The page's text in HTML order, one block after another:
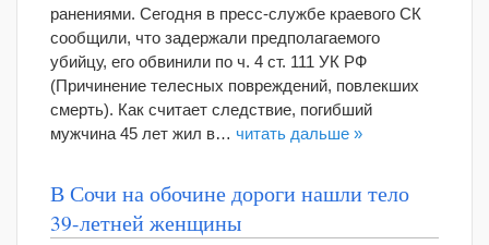
ранениями. Сегодня в пресс-службе краевого СК
сообщили, что задержали предполагаемого
убийцу, его обвинили по ч. 4 ст. 111 УК РФ
(Причинение телесных повреждений, повлекших
смерть). Как считает следствие, погибший
мужчина 45 лет жил в… читать дальше »
В Сочи на обочине дороги нашли тело
39-летней женщины